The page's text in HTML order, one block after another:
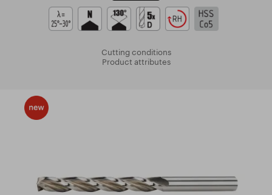
Cutting conditions
Product attributes